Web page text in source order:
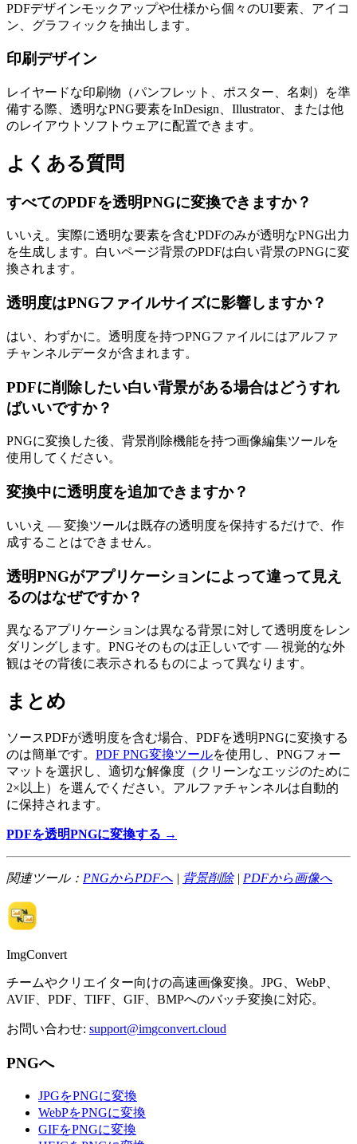
PDFデザインモックアップや仕様から個々のUI要素、アイコ
ン、グラフィックを抽出します。
印刷デザイン
レイヤードな印刷物（パンフレット、ポスター、名刺）を準
備する際、透明なPNG要素をInDesign、Illustrator、または他
のレイアウトソフトウェアに配置できます。
よくある質問
すべてのPDFを透明PNGに変換できますか？
いいえ。実際に透明な要素を含むPDFのみが透明なPNG出力
を生成します。白いページ背景のPDFは白い背景のPNGに変
換されます。
透明度はPNGファイルサイズに影響しますか？
はい、わずかに。透明度を持つPNGファイルにはアルファ
チャンネルデータが含まれます。
PDFに削除したい白い背景がある場合はどうすれ
ばいいですか？
PNGに変換した後、背景削除機能を持つ画像編集ツールを
使用してください。
変換中に透明度を追加できますか？
いいえ — 変換ツールは既存の透明度を保持するだけで、作
成することはできません。
透明PNGがアプリケーションによって違って見え
るのはなぜですか？
異なるアプリケーションは異なる背景に対して透明度をレン
ダリングします。PNGそのものは正しいです — 視覚的な外
観はその背後に表示されるものによって異なります。
まとめ
ソースPDFが透明度を含む場合、PDFを透明PNGに変換する
のは簡単です。 PDF PNG変換ツールを使用し、PNGフォー
マットを選択し、適切な解像度（クリーンなエッジのために
2×以上）を選んでください。アルファチャンネルは自動的
に保持されます。
PDFを透明PNGに変換する →
関連ツール： PNGからPDFへ | 背景削除| PDFから画像へ
ImgConvert
チームやクリエイター向けの高速画像変換。JPG、WebP、
AVIF、PDF、TIFF、GIF、BMPへのバッチ変換に対応。
お問い合わせ: support@imgconvert.cloud
PNGへ
JPGをPNGに変換
WebPをPNGに変換
GIFをPNGに変換